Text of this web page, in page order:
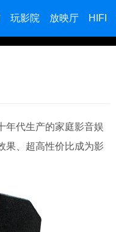
玩影院 放映厅 HIFI
年代生产的家庭影音娱
果、超高性价比成为影